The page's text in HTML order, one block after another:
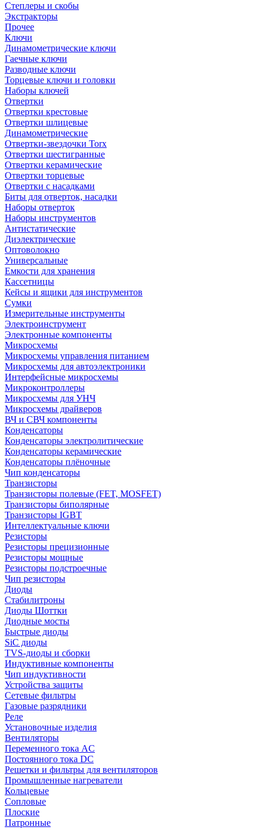
Степлеры и скобы
Экстракторы
Прочее
Ключи
Динамометрические ключи
Гаечные ключи
Разводные ключи
Торцевые ключи и головки
Наборы ключей
Отвертки
Отвертки крестовые
Отвертки шлицевые
Динамометрические
Отвертки-звездочки Torx
Отвертки шестигранные
Отвертки керамические
Отвертки торцевые
Отвертки с насадками
Биты для отверток, насадки
Наборы отверток
Наборы инструментов
Антистатические
Диэлектрические
Оптоволокно
Универсальные
Емкости для хранения
Кассетницы
Кейсы и ящики для инструментов
Сумки
Измерительные инструменты
Электроинструмент
Электронные компоненты
Микросхемы
Микросхемы управления питанием
Микросхемы для автоэлектроники
Интерфейсные микросхемы
Микроконтроллеры
Микросхемы для УНЧ
Микросхемы драйверов
ВЧ и СВЧ компоненты
Конденсаторы
Конденсаторы электролитические
Конденсаторы керамические
Конденсаторы плёночные
Чип конденсаторы
Транзисторы
Транзисторы полевые (FET, MOSFET)
Транзисторы биполярные
Транзисторы IGBT
Интеллектуальные ключи
Резисторы
Резисторы прецизионные
Резисторы мощные
Резисторы подстроечные
Чип резисторы
Диоды
Стабилитроны
Диоды Шоттки
Диодные мосты
Быстрые диоды
SiC диоды
TVS-диоды и сборки
Индуктивные компоненты
Чип индуктивности
Устройства защиты
Сетевые фильтры
Газовые разрядники
Реле
Установочные изделия
Вентиляторы
Переменного тока AC
Постоянного тока DC
Решетки и фильтры для вентиляторов
Промышленные нагреватели
Кольцевые
Сопловые
Плоские
Патронные